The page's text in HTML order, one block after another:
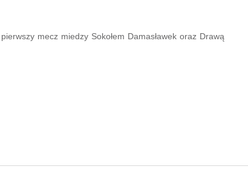
mecz miedzy Sokołem Damasławek oraz Drawą